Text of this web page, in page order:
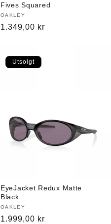
Fives Squared
Selger:
OAKLEY
Vanlig
1.349,00 kr
Utsolgt
EyeJacket Redux Matte
Black
Selger:
OAKLEY
Vanlig
1.999,00 kr